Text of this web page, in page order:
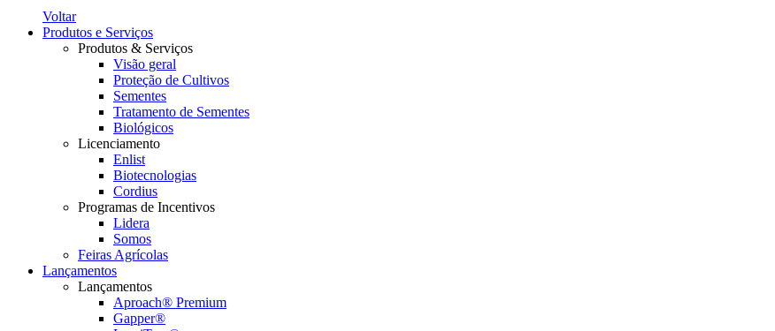
Voltar
Produtos e Serviços
Produtos & Serviços
Visão geral
Proteção de Cultivos
Sementes
Tratamento de Sementes
Biológicos
Licenciamento
Enlist
Biotecnologias
Cordius
Programas de Incentivos
Lidera
Somos
Feiras Agrícolas
Lançamentos
Lançamentos
Aproach® Premium
Gapper®